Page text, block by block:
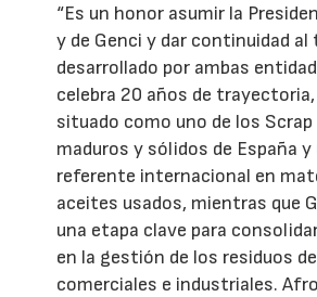
“Es un honor asumir la
y de Genci y dar continuidad al
desarrollado por ambas
celebra 20 años de trayectoria,
situado como uno de los Scrap
maduros y sólidos de España
referente internacional en
aceites usados, mientras que
una etapa clave para
en la gestión de los residuos
comerciales e industriales.